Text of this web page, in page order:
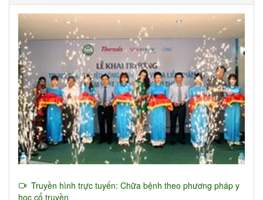
Truyền hình trực tuyến: Chữa bệnh theo phương pháp y
học cổ truyền